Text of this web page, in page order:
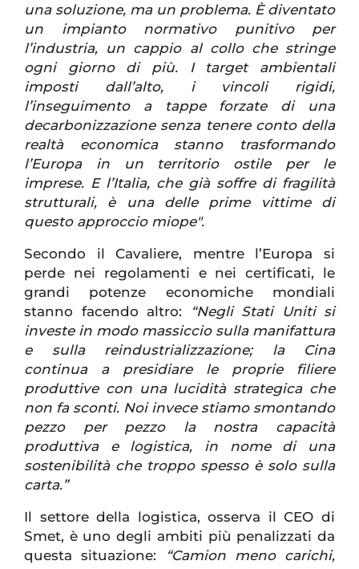
una soluzione, ma un problema. È diventato
un impianto normativo punitivo per
l’industria, un cappio al collo che stringe
ogni giorno di più. I target ambientali
imposti dall’alto, i vincoli rigidi,
l’inseguimento a tappe forzate di una
decarbonizzazione senza tenere conto della
realtà economica stanno trasformando
l’Europa in un territorio ostile per le
imprese. E l’Italia, che già soffre di fragilità
strutturali, è una delle prime vittime di
questo approccio miope".
Secondo il Cavaliere, mentre l’Europa si
perde nei regolamenti e nei certificati, le
grandi potenze economiche mondiali
stanno facendo altro:
“Negli Stati Uniti si
investe in modo massiccio sulla manifattura
e sulla reindustrializzazione; la Cina
continua a presidiare le proprie filiere
produttive con una lucidità strategica che
non fa sconti. Noi invece stiamo smontando
pezzo per pezzo la nostra capacità
produttiva e logistica, in nome di una
sostenibilità che troppo spesso è solo sulla
carta.”
Il settore della logistica, osserva il CEO di
Smet, è uno degli ambiti più penalizzati da
questa situazione:
“Camion meno carichi,